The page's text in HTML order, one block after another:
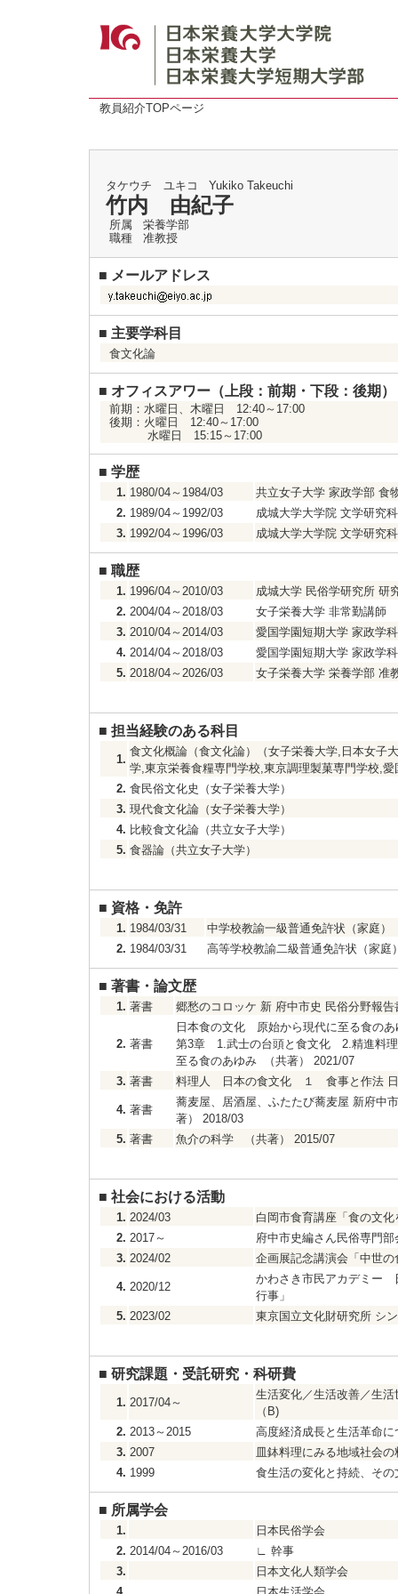
教員紹介TOPページ
タケウチ ユキコ Yukiko Takeuchi
竹内 由紀子
所属
栄養学部
職種
准教授
■ メールアドレス
■ 主要学科目
食文化論
■ オフィスアワー（上段：前期・下段：後期）
前期：水曜日、木曜日 12:40～17:00
後期：火曜日 12:40～17:00
水曜日 15:15～17:00
■ 学歴
1. 1980/04～1984/03
共立女子大学 家政学部 食
2. 1989/04～1992/03
成城大学大学院 文学研究
3. 1992/04～1996/03 成城大学大学院 文学研究
■ 職歴
1. 1996/04～2010/03
成城大学 民俗学研究所 研
2. 2004/04～2018/03
女子栄養大学 非常勤講師
3. 2010/04～2014/03
愛国学園短期大学 家政学
4. 2014/04～2018/03
愛国学園短期大学 家政学
5. 2018/04～2026/03 女子栄養大学 栄養学部 准
■ 担当経験のある科目
1.
食文化概論（食文化論）（女子栄養大学,日本女子
学,東京栄養食糧専門学校,東京調理製菓専門学校,
2. 食民俗文化史（女子栄養大学）
3. 現代食文化論（女子栄養大学）
4. 比較食文化論（共立女子大学）
5. 食器論（共立女子大学）
■ 資格・免許
1. 1984/03/31
中学校教諭一級普通免許状（家庭）
2. 1984/03/31 高等学校教諭二級普通免許状（家庭
■ 著書・論文歴
1. 著書 郷愁のコロッケ 新 府中市史 民俗分野報
2. 著書
日本食の文化 原始から現代に至る食のあ
第3章 1.武士の台頭と食文化 2.精進料
至る食のあゆみ （共著） 2021/07
3. 著書 料理人 日本の食文化 １ 食事と作法
4. 著書
蕎麦屋、居酒屋、ふたたび蕎麦屋 新府中
著） 2018/03
5. 著書 魚介の科学 （共著） 2015/07
■ 社会における活動
1. 2024/03
白岡市食育講座「食の文化
2. 2017～
府中市史編さん民俗専門部
3. 2024/02 企画展記念講演会「中世
4. 2020/12
かわさき市民アカデミー
行事」
5. 2023/02 東京国立文化財研究所 シ
■ 研究課題・受託研究・科研費
1. 2017/04～
生活変化／生活改善／生
（B)
2. 2013～2015
高度経済成長と生活革命
3. 2007
皿鉢料理にみる地域社会
4. 1999 食生活の変化と持続、そ
■ 所属学会
1.
日本民俗学会
2. 2014/04～2016/03 ∟ 幹事
3.
日本文化人類学会